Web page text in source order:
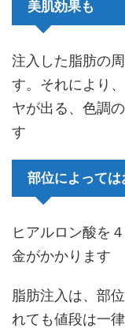
美肌効果も
注入した脂肪の
す。それにより
ヤが出る、色調
す
部位によっては
ヒアルロン酸を
金がかかります
脂肪注入は、部
れても値段は一律